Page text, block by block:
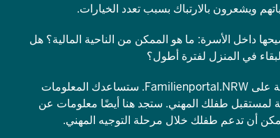
ويشعرون بالارتباك بسبب تعدد الخيارات.
داخل الأسرة: ما هو الممكن من الناحية المالية؟ هل
في المنزل لفترة أطول؟
اكتشف المزيد حول الخيارات المختلفة على Familienportal.NRW. ستساعدك المعلومات
لمستقبل طفلك المهني. ستجد هنا أيضًا معلومات عن
أن تدعم طفلك خلال مرحلة التوجيه المهني.